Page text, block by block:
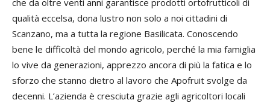
che da oltre venti anni garantisce prodotti ortofrutticoli di
qualità eccelsa, dona lustro non solo a noi cittadini di
Scanzano, ma a tutta la regione Basilicata. Conoscendo
bene le difficoltà del mondo agricolo, perché la mia famiglia
lo vive da generazioni, apprezzo ancora di più la fatica e lo
sforzo che stanno dietro al lavoro che Apofruit svolge da
decenni. L’azienda è cresciuta grazie agli agricoltori locali